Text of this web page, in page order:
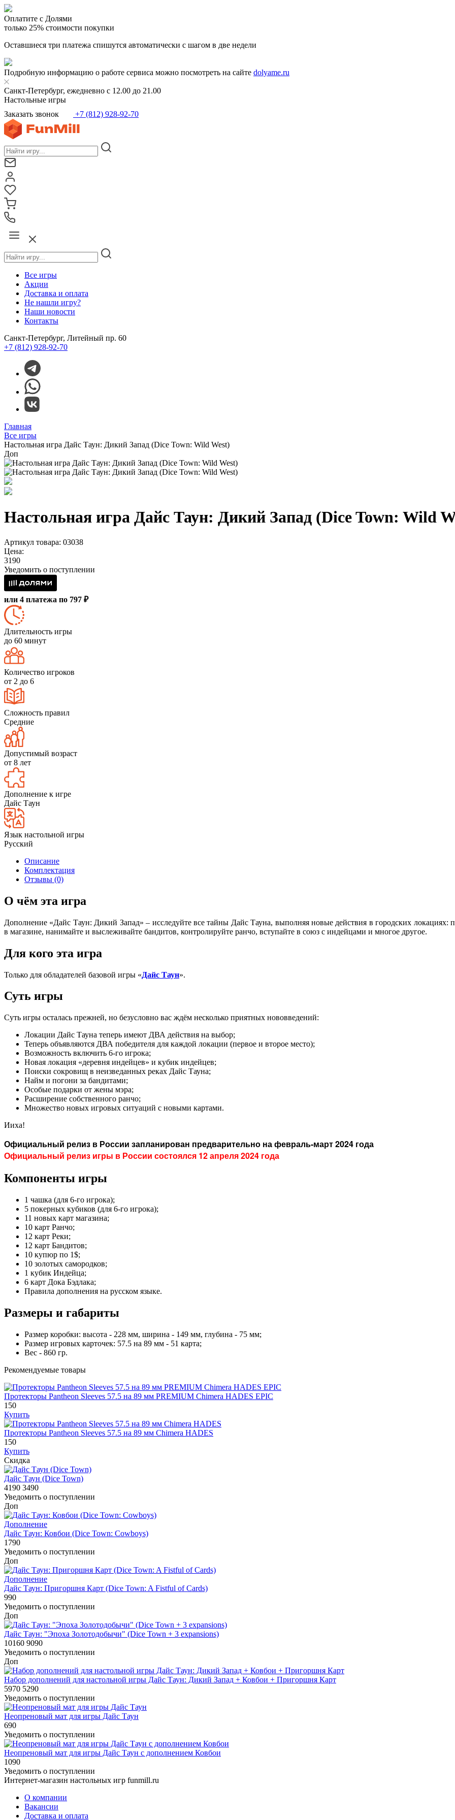
Оплатите с Долями
только 25% стоимости покупки
Оставшиеся три платежа спишутся автоматически с шагом в две недели
Подробную информацию о работе сервиса можно посмотреть на сайте dolyame.ru
Санкт-Петербург, ежедневно с 12.00 до 21.00
Настольные игры
Заказать звонок
+7 (812) 928-92-70
Все игры
Акции
Доставка и оплата
Не нашли игру?
Наши новости
Контакты
Санкт-Петербург, Литейный пр. 60
+7 (812) 928-92-70
Главная
Все игры
Настольная игра Дайс Таун: Дикий Запад (Dice Town: Wild West)
Доп
Настольная игра Дайс Таун: Дикий Запад (Dice Town: Wild
Артикул товара: 03038
Цена:
3190
Уведомить о поступлении
или 4 платежа по 797 ₽
Длительность игры
до 60 минут
Количество игроков
от 2 до 6
Сложность правил
Средние
Допустимый возраст
от 8 лет
Дополнение к игре
Дайс Таун
Язык настольной игры
Русский
Описание
Комплектация
Отзывы (0)
О чём эта игра
Дополнение «Дайс Таун: Дикий Запад» – исследуйте все тайны Дайс Тауна, выполняя новые действия в городских локациях:
в магазине, нанимайте и выслеживайте бандитов, контролируйте ранчо, вступайте в союз с индейцами и многое другое.
Для кого эта игра
Только для обладателей базовой игры «Дайс Таун».
Суть игры
Суть игры осталась прежней, но безусловно вас ждём несколько приятных нововведений:
Локации Дайс Тауна теперь имеют ДВА действия на выбор;
Теперь объявляются ДВА победителя для каждой локации (первое и второе место);
Возможность включить 6-го игрока;
Новая локация «деревня индейцев» и кубик индейцев;
Поиски сокровищ в неизведанных реках Дайс Тауна;
Найм и погони за бандитами;
Особые подарки от жены мэра;
Расширение собственного ранчо;
Множество новых игровых ситуаций с новыми картами.
Ииха!
Официальный релиз в России запланирован предварительно на февраль-март 2024 года
Официальный релиз игры в России состоялся 12 апреля 2024 года
Компоненты игры
1 чашка (для 6-го игрока);
5 покерных кубиков (для 6-го игрока);
11 новых карт магазина;
10 карт Ранчо;
12 карт Реки;
12 карт Бандитов;
10 купюр по 1$;
10 золотых самородков;
1 кубик Индейца;
6 карт Дока Бэдлака;
Правила дополнения на русском языке.
Размеры и габариты
Размер коробки: высота - 228 мм, ширина - 149 мм, глубина - 75 мм;
Размер игровых карточек: 57.5 на 89 мм - 51 карта;
Вес - 860 гр.
Рекомендуемые товары
Протекторы Pantheon Sleeves 57.5 на 89 мм PREMIUM Chimera HADES EPIC
150
Купить
Протекторы Pantheon Sleeves 57.5 на 89 мм Chimera HADES
150
Купить
Скидка
Дайс Таун (Dice Town)
4190 3490
Уведомить о поступлении
Доп
Дополнение
Дайс Таун: Ковбои (Dice Town: Cowboys)
1790
Уведомить о поступлении
Доп
Дополнение
Дайс Таун: Пригоршня Карт (Dice Town: A Fistful of Cards)
990
Уведомить о поступлении
Доп
Дайс Таун: "Эпоха Золотодобычи" (Dice Town + 3 expansions)
10160 9090
Уведомить о поступлении
Доп
Набор дополнений для настольной игры Дайс Таун: Дикий Запад + Ковбои + Пригоршня Карт
5970 5290
Уведомить о поступлении
Неопреновый мат для игры Дайс Таун
690
Уведомить о поступлении
Неопреновый мат для игры Дайс Таун с дополнением Ковбои
1090
Уведомить о поступлении
Интернет-магазин настольных игр funmill.ru
О компании
Вакансии
Доставка и оплата